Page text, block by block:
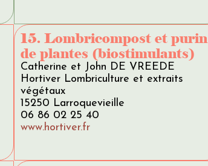
15. Lombricompost et purin
de plantes (biostimulants)
Catherine et John DE VREEDE
Hortiver Lombriculture et extraits
végétaux
15250 Larroquevieille
06 86 02 25 40
www.hortiver.fr